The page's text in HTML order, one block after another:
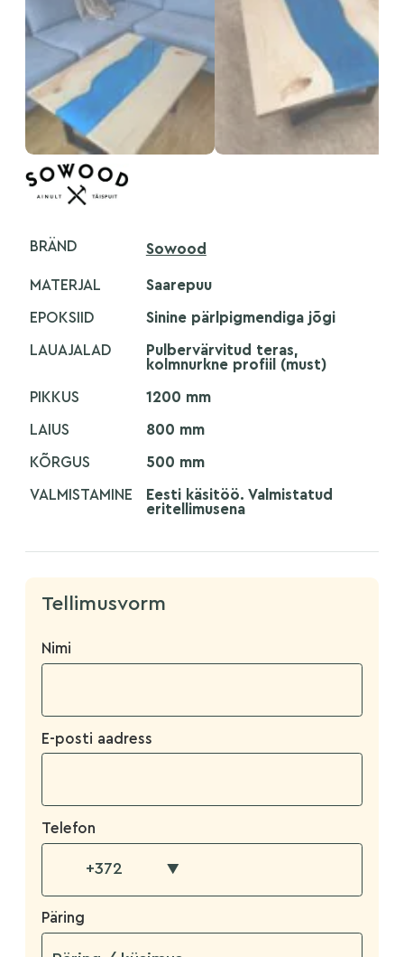
BRÄND Sowood
MATERJAL Saarepuu
EPOKSIID Sinine pärlpigmendiga jõgi
LAUAJALAD
Pulbervärvitud teras,
kolmnurkne profiil (must)
PIKKUS 1200 mm
LAIUS 800 mm
KÕRGUS 500 mm
VALMISTAMINE
Eesti käsitöö. Valmistatud
eritellimusena
Tellimusvorm
Nimi
E-posti aadress
Telefon
▼
Päring